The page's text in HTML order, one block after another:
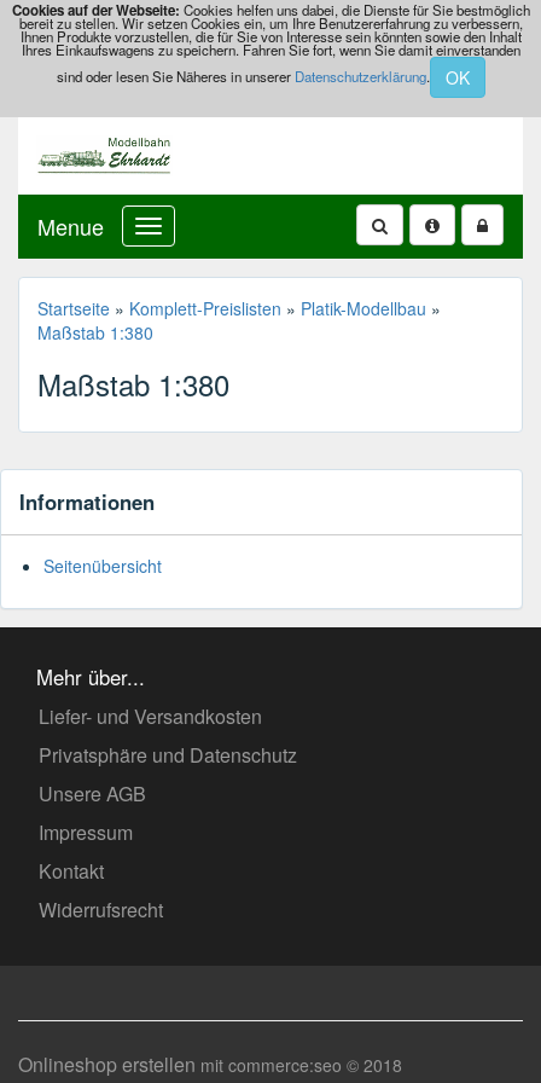
Cookies auf der Webseite: Cookies helfen uns dabei, die Dienste für Sie bestmöglich
bereit zu stellen. Wir setzen Cookies ein, um Ihre Benutzererfahrung zu verbessern,
Ihnen Produkte vorzustellen, die für Sie von Interesse sein könnten sowie den Inhalt
Ihres Einkaufswagens zu speichern. Fahren Sie fort, wenn Sie damit einverstanden
sind oder lesen Sie Näheres in unserer Datenschutzerklärung. OK
Menue
Startseite » Komplett-Preislisten » Platik-Modellbau »
Maßstab 1:380
Maßstab 1:380
Informationen
Seitenübersicht
Mehr über...
Liefer- und Versandkosten
Privatsphäre und Datenschutz
Unsere AGB
Impressum
Kontakt
Widerrufsrecht
Onlineshop erstellen mit commerce:seo © 2018